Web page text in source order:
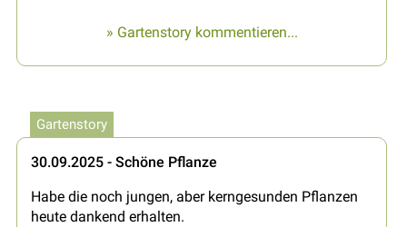
» Gartenstory kommentieren...
Gartenstory
30.09.2025 - Schöne Pflanze
Habe die noch jungen, aber kerngesunden Pflanzen
heute dankend erhalten.